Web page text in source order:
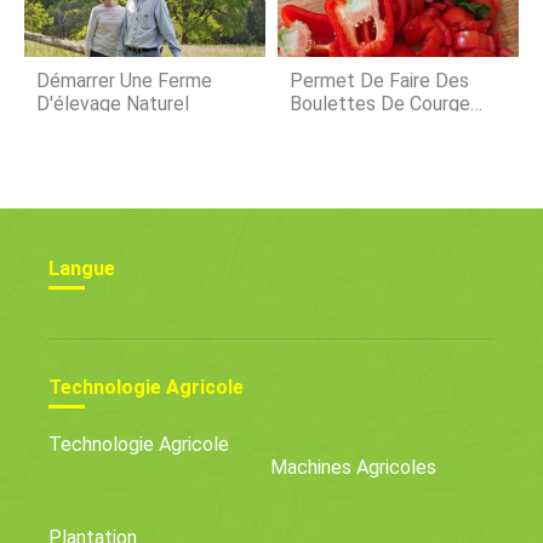
Démarrer Une Ferme
D'élevage Naturel
Permet De Faire Des
Boulettes De Courge
Langue
Technologie Agricole
Technologie Agricole
Machines Agricoles
Plantation